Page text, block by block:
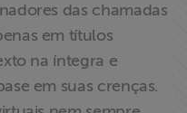
das chamadas
em títulos
na íntegra e
em suas crenças.